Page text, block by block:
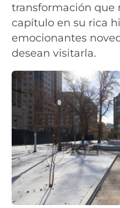
transformación que
capítulo en su rica
emocionantes
desean visitarla.